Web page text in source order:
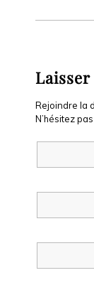
Rejoindre la
N’hésitez